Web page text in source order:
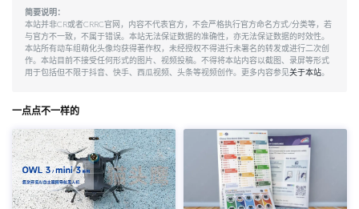
简要说明：
本站并非CR或者CRRC官网，内容不代表官方，不会严格执行官方命名方式/分类等，若
与官方不一致，不属于错误。本站无法保证数据的准确性，亦无法保证数据的时效性。
本站所有动车组萌化头像均获得著作权，未经授权不得进行未署名的转发或进行二次创
作。本站目前不接受任何形式的图片、视频投稿。不得将本站内容以截图、录屏等形式
用于包括但不限于抖音、快手、西瓜视频、头条等视频创作。更多内容参见关于本站。
一点点不一样的